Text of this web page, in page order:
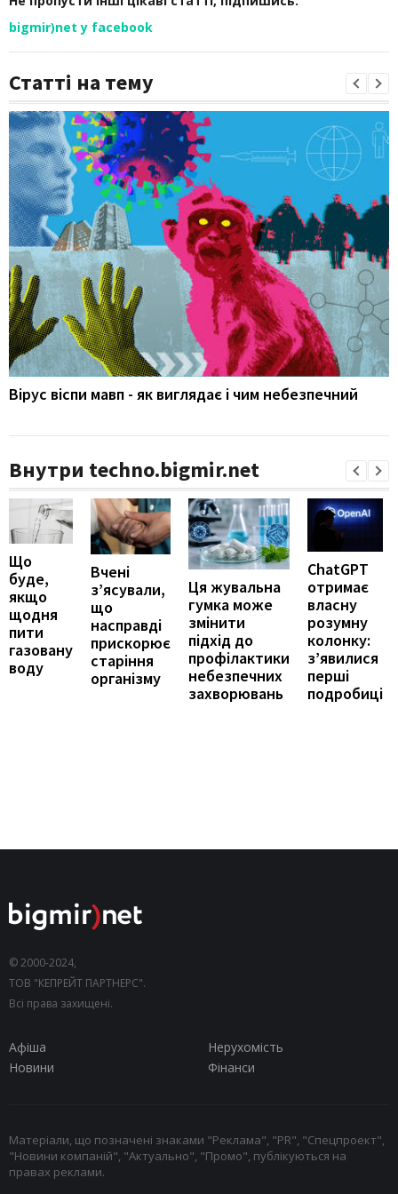
bigmir)net у facebook
Статті на тему
Вірус віспи мавп - як виглядає і чим небезпечний
Внутри techno.bigmir.net
Що
буде,
якщо
щодня
пити
газовану
воду
Вчені
з’ясували,
що
насправді
прискорює
старіння
організму
Ця жувальна
гумка може
змінити
підхід до
профілактики
небезпечних
захворювань
ChatGPT
отримає
власну
розумну
колонку:
з’явилися
перші
подробиці
© 2000-2024,
ТОВ "КЕПРЕЙТ ПАРТНЕРС".
Всі права захищені.
Афіша
Нерухомість
Новини
Фінанси
Матеріали, що позначені знаками "Реклама", "PR", "Спецпроект",
"Новини компаній", "Актуально", "Промо", публікуються на
правах реклами.